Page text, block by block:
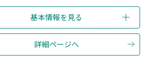
基本情報を見る
詳細ページへ